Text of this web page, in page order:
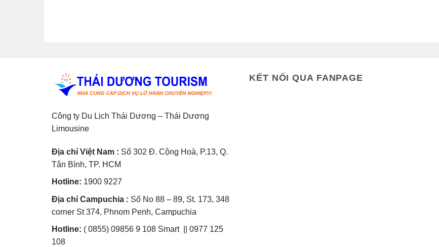
Công ty Du Lịch Thái Dương – Thái Dương
Limousine
Địa chỉ Việt Nam : Số 302 Đ. Cộng Hoà, P.13, Q.
Tân Bình, TP. HCM
Hotline: 1900 9227
Địa chỉ Campuchia : Số No 88 – 89, St. 173, 348
corner St 374, Phnom Penh, Campuchia
Hotline: ( 0855) 09856 9 108 Smart || 0977 125
108
KẾT NỐI QUA FANPAGE